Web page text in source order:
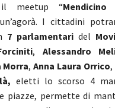
“
I cittadini
7 parlamentari del
, Alessandro
Morra,Anna Laura Orrico,
eletti lo scorso 4
piazze, permette di